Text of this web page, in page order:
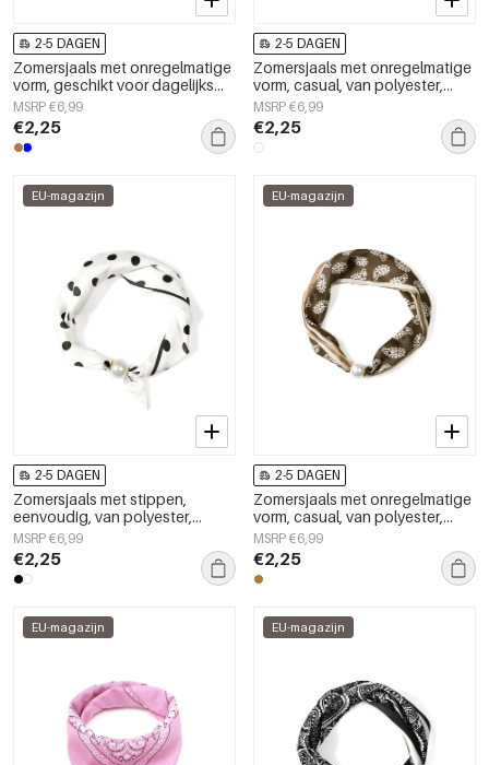
2-5 DAGEN
Zomersjaals met onregelmatige
vorm, geschikt voor dagelijks
gebruik, van polyester,
dagelijkse accessoires
MSRP €6,99
€2,25
2-5 DAGEN
Zomersjaals met onregelmatige
vorm, casual, van polyester,
dagelijkse accessoires
MSRP €6,99
€2,25
EU-magazijn
2-5 DAGEN
Zomersjaals met stippen,
eenvoudig, van polyester,
geschikt voor dagelijks gebruik.
MSRP €6,99
€2,25
EU-magazijn
2-5 DAGEN
Zomersjaals met onregelmatige
vorm, casual, van polyester,
dagelijkse accessoires
MSRP €6,99
€2,25
EU-magazijn EU-magazijn